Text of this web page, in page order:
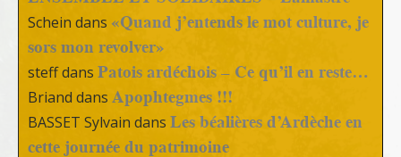
Schein dans «Quand j’entends le mot culture, je
sors mon revolver»
steffdans Patois ardéchois – Ce qu’il en reste…
Briand dans Apophtegmes !!!
BASSET Sylvain dans Les béalières d’Ardèche en
cette journée du patrimoine